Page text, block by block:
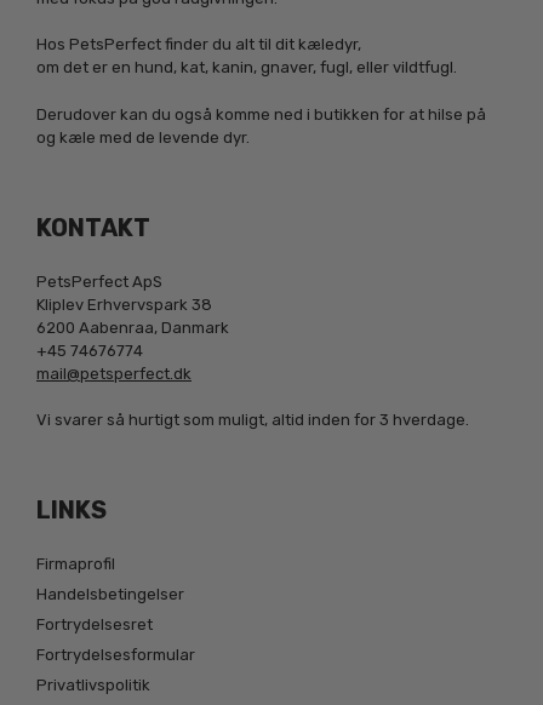
Hos PetsPerfect finder du alt til dit kæledyr,
om det er en hund, kat, kanin, gnaver, fugl, eller vildtfugl.
Derudover kan du også komme ned i butikken for at hilse på
og kæle med de levende dyr.
KONTAKT
PetsPerfect ApS
Kliplev Erhvervspark 38
6200 Aabenraa, Danmark
+45 74676774
mail@petsperfect.dk
Vi svarer så hurtigt som muligt, altid inden for 3 hverdage.
LINKS
Firmaprofil
Handelsbetingelser
Fortrydelsesret
Fortrydelsesformular
Privatlivspolitik